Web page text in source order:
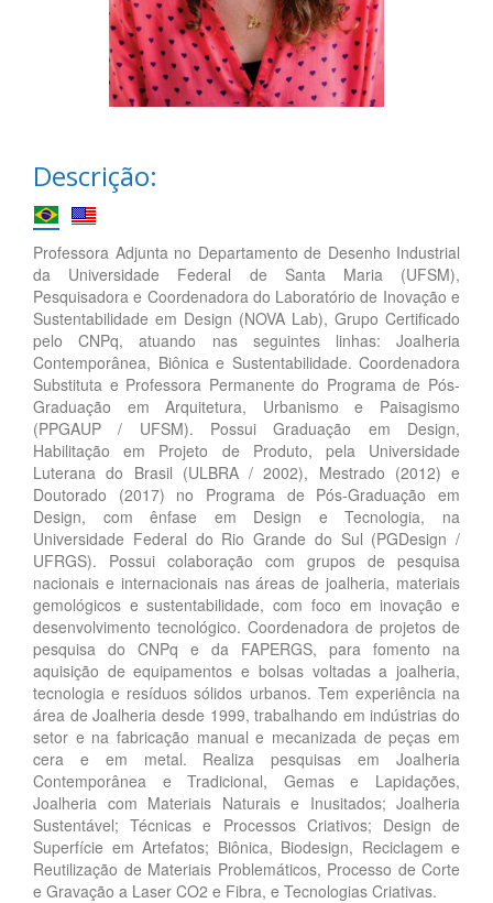
Descrição:
Professora Adjunta no Departamento de Desenho Industrial
da Universidade Federal de Santa Maria (UFSM),
Pesquisadora e Coordenadora do Laboratório de Inovação e
Sustentabilidade em Design (NOVA Lab), Grupo Certificado
pelo CNPq, atuando nas seguintes linhas: Joalheria
Contemporânea, Biônica e Sustentabilidade. Coordenadora
Substituta e Professora Permanente do Programa de Pós-
Graduação em Arquitetura, Urbanismo e Paisagismo
(PPGAUP / UFSM). Possui Graduação em Design,
Habilitação em Projeto de Produto, pela Universidade
Luterana do Brasil (ULBRA / 2002), Mestrado (2012) e
Doutorado (2017) no Programa de Pós-Graduação em
Design, com ênfase em Design e Tecnologia, na
Universidade Federal do Rio Grande do Sul (PGDesign /
UFRGS). Possui colaboração com grupos de pesquisa
nacionais e internacionais nas áreas de joalheria, materiais
gemológicos e sustentabilidade, com foco em inovação e
desenvolvimento tecnológico. Coordenadora de projetos de
pesquisa do CNPq e da FAPERGS, para fomento na
aquisição de equipamentos e bolsas voltadas a joalheria,
tecnologia e resíduos sólidos urbanos. Tem experiência na
área de Joalheria desde 1999, trabalhando em indústrias do
setor e na fabricação manual e mecanizada de peças em
cera e em metal. Realiza pesquisas em Joalheria
Contemporânea e Tradicional, Gemas e Lapidações,
Joalheria com Materiais Naturais e Inusitados; Joalheria
Sustentável; Técnicas e Processos Criativos; Design de
Superfície em Artefatos; Biônica, Biodesign, Reciclagem e
Reutilização de Materiais Problemáticos, Processo de Corte
e Gravação a Laser CO2 e Fibra, e Tecnologias Criativas.